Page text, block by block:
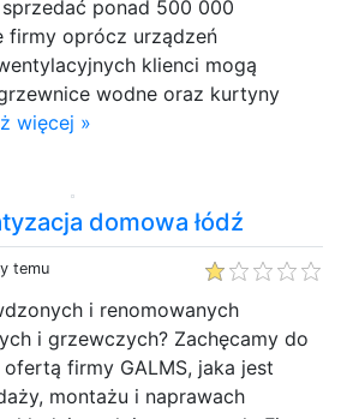
ponad 500 000
firmy oprócz urządzeń
klienci mogą
wodne oraz kurtyny
więcej »
domowa łódź
temu
i renomowanych
i grzewczych? Zachęcamy do
firmy GALMS, jaka jest
montażu i naprawach